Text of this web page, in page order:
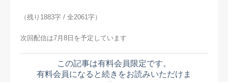
（残り1883字 / 全2061字）
次回配信は7月8日を予定しています
この記事は有料会員限定です。
有料会員になると続きをお読みいただけま